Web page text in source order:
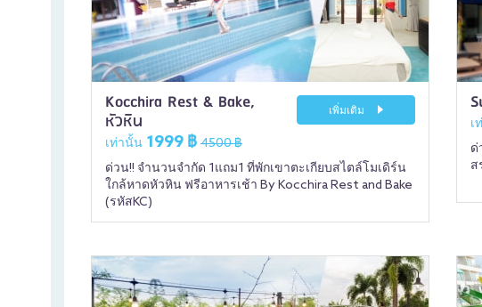
Kocchira Rest & Bake,
หัวหิน
เท่านั้น 1999 ฿ 4500 ฿
เพิ่มเติม
ด่วน!! จำนวนจำกัด 1แถม1 ที่พักเขาตะเกียบสไตล์โมเดิร์น
ใกล้หาดหัวหิน ฟรีอาหารเช้า By Kocchira Rest and Bake
(รหัสKC)
เ
ด่
ส